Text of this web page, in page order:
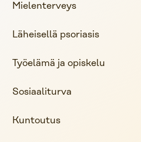
Mielenterveys
Läheisellä psoriasis
Työelämä ja opiskelu
Sosiaaliturva
Kuntoutus